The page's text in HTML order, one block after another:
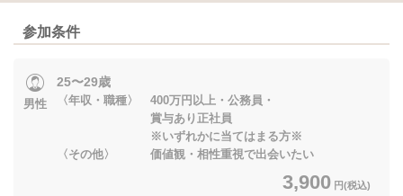
参加条件
男性
25〜29歳
〈年収・職種〉 400万円以上・公務員・
賞与あり正社員
※いずれかに当てはまる方※
〈その他〉 価値観・相性重視で出会いたい
3,900 円(税込)